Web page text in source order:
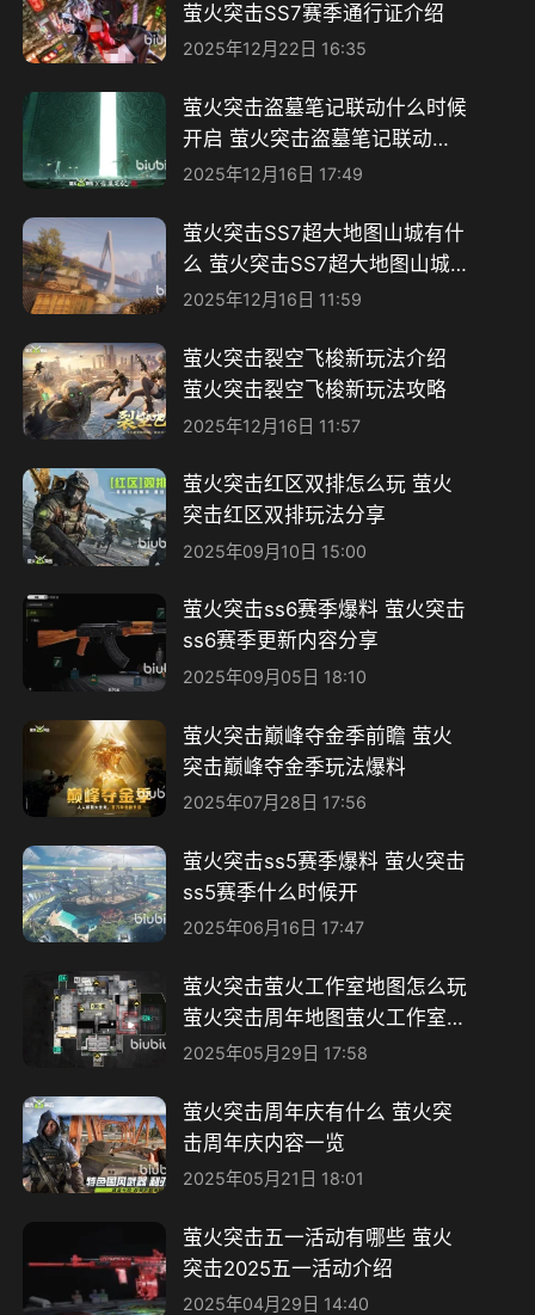
萤火突击SS7赛季通行证介绍
2025年12月22日 16:35
萤火突击盗墓笔记联动什么时候
开启 萤火突击盗墓笔记联动介
绍
2025年12月16日 17:49
萤火突击SS7超大地图山城有什
么 萤火突击SS7超大地图山城
介绍
2025年12月16日 11:59
萤火突击裂空飞梭新玩法介绍
萤火突击裂空飞梭新玩法攻略
2025年12月16日 11:57
萤火突击红区双排怎么玩 萤火
突击红区双排玩法分享
2025年09月10日 15:00
萤火突击ss6赛季爆料 萤火突击
ss6赛季更新内容分享
2025年09月05日 18:10
萤火突击巅峰夺金季前瞻 萤火
突击巅峰夺金季玩法爆料
2025年07月28日 17:56
萤火突击ss5赛季爆料 萤火突击
ss5赛季什么时候开
2025年06月16日 17:47
萤火突击萤火工作室地图怎么玩
萤火突击周年地图萤火工作室全
面解析
2025年05月29日 17:58
萤火突击周年庆有什么 萤火突
击周年庆内容一览
2025年05月21日 18:01
萤火突击五一活动有哪些 萤火
突击2025五一活动介绍
2025年04月29日 14:40